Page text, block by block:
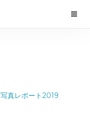
写真レポート2019